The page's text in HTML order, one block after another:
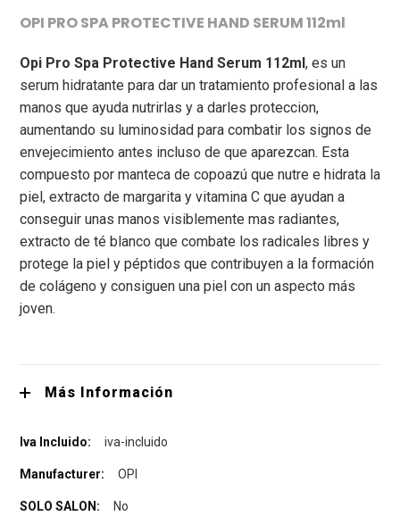
OPI PRO SPA PROTECTIVE HAND SERUM 112ml
Opi Pro Spa Protective Hand Serum 112ml , es un
serum hidratante para dar un tratamiento profesional a las
manos que ayuda nutrirlas y a darles proteccion,
aumentando su luminosidad para combatir los signos de
envejecimiento antes incluso de que aparezcan. Esta
compuesto por manteca de copoazú que nutre e hidrata la
piel, extracto de margarita y vitamina C que ayudan a
conseguir unas manos visiblemente mas radiantes,
extracto de té blanco que combate los radicales libres y
protege la piel y péptidos que contribuyen a la formación
de colágeno y consiguen una piel con un aspecto más
joven.
Más Información
iva-incluido
OPI
No